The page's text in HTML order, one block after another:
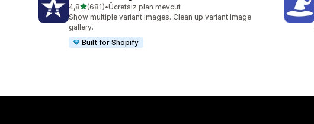
4,85 yıldız üzerinden
(681)
toplam 681 değerlendirme
•Ücretsiz plan mevcut
Show multiple variant images. Clean up variant image
gallery.
Built for Shopify